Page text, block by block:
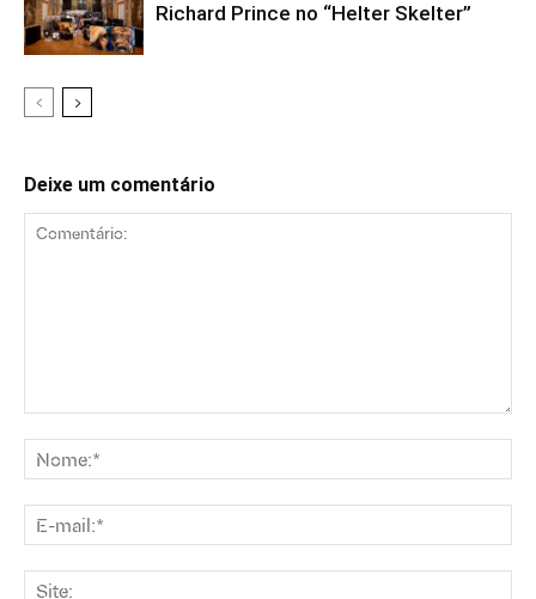
Richard Prince no “Helter Skelter”
Deixe um comentário